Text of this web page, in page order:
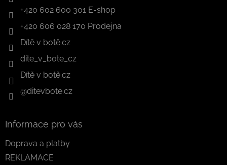
+420 602 600 301 E-shop
+420 606 028 170 Prodejna
Dítě v botě.cz
dite_v_bote_cz
Dítě v botě.cz
@ditevbote.cz
Informace pro vás
Doprava a platby
REKLAMACE